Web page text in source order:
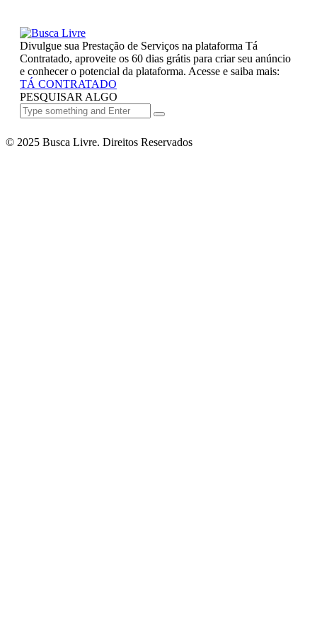
Divulgue sua Prestação de Serviços na plataforma Tá
Contratado, aproveite os 60 dias grátis para criar seu anúncio
e conhecer o potencial da plataforma. Acesse e saiba mais:
TÁ CONTRATADO
PESQUISAR ALGO
© 2025 Busca Livre. Direitos Reservados